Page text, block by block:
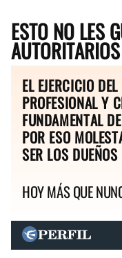
ESTO NO LES
AUTORITARIOS
EL EJERCICIO
PROFESIONAL Y
FUNDAMENTAL
POR ESO
SER LOS
HOY MÁS QUE